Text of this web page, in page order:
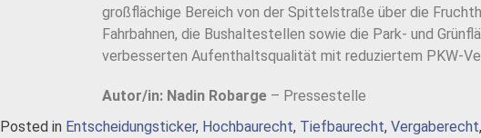
großflächige Bereich von der Spittelstraße über die
Fahrbahnen, die Bushaltestellen sowie die Park- und
verbesserten Aufenthaltsqualität mit reduziertem PKW-
Autor/in: Nadin Robarge – Pressestelle
Posted in Entscheidungsticker, Hochbaurecht, Tiefbaurecht, Vergaberecht,